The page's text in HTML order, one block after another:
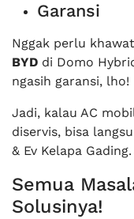
Garansi
Nggak perlu
BYD di Domo
ngasih garansi, lho!
Jadi, kalau AC
diservis, bisa
& Ev Kelapa
Semua
Solusinya!